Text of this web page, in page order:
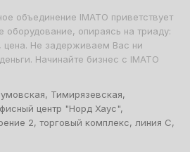
объединение IMATO приветствует
опираясь на триаду:
цена. Не задерживаем Вас ни
Начинайте бизнес с IMATO
Тимирязевская,
центр "Норд Хаус",
2, торговый комплекс, линия С,